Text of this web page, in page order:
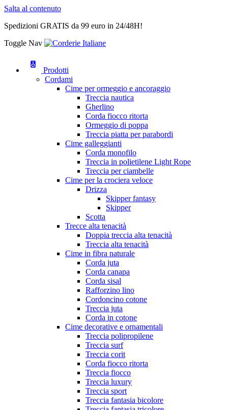
Salta al contenuto
Spedizioni GRATIS da 99 euro in 24/48H!
Toggle Nav
Prodotti
Cordami
Cime per ormeggio e ancoraggio
Treccia nautica
Gherlino
Corda fiocco ritorta
Ormeggio di poppa
Treccia piatta per parabordi
Cime galleggianti
Corda monofilo
Treccia in polietilene Light Rope
Treccia per ciambelle
Cime per la crociera veloce
Drizza
Skipper fantasy
Skipper
Scotta
Trecce alta tenacità
Doppia treccia alta tenacità
Treccia alta tenacità
Cime in fibra naturale
Corda juta
Corda canapa
Corda sisal
Rafforzino lino
Cordoncino cotone
Treccia juta
Corda in cotone
Cime decorative e ornamentali
Treccia polipropilene
Treccia surf
Treccia corit
Corda fiocco ritorta
Treccia fiocco
Treccia luxury
Treccia sport
Treccia fantasia bicolore